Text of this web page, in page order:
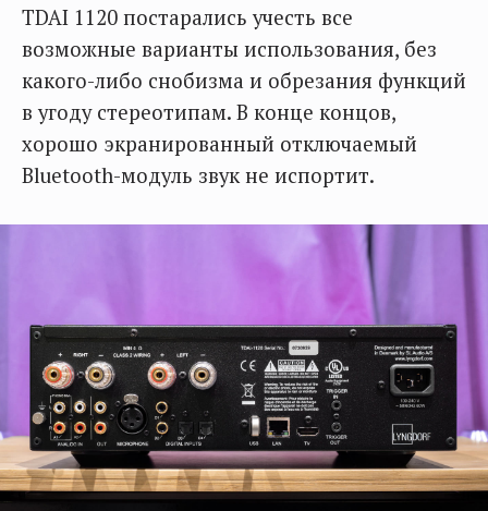
TDAI 1120 постарались учесть все
возможные варианты использования, без
какого-либо снобизма и обрезания функций
в угоду стереотипам. В конце концов,
хорошо экранированный отключаемый
Bluetooth-модуль звук не испортит.